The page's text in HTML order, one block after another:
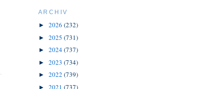
ARCHIV
► 2026 (232)
► 2025 (731)
► 2024(737)
► 2023 (734)
► 2022 (739)
► 2021 (737)